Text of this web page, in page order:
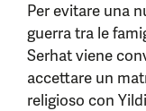
Per evitare una
guerra tra le
Serhat viene
accettare un
religioso con